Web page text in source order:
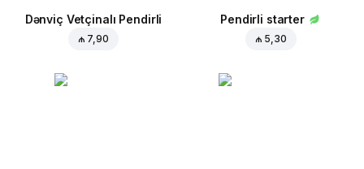
Dənviç Vetçinalı Pendirli
₼ 7,90
Pendirli starter
₼ 5,30